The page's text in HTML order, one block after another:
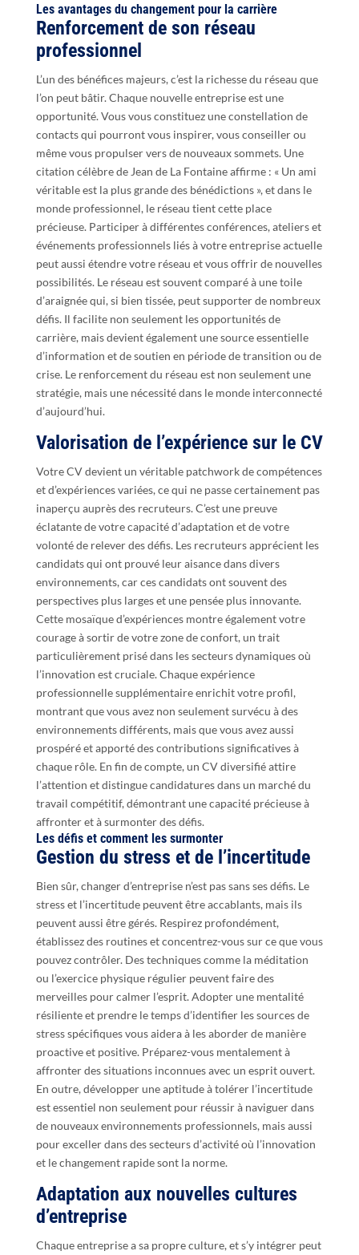
Les avantages du changement pour la carrière
Renforcement de son réseau
professionnel
L’un des bénéfices majeurs, c’est la richesse du réseau que
l’on peut bâtir. Chaque nouvelle entreprise est une
opportunité. Vous vous constituez une constellation de
contacts qui pourront vous inspirer, vous conseiller ou
même vous propulser vers de nouveaux sommets. Une
citation célèbre de Jean de La Fontaine affirme : « Un ami
véritable est la plus grande des bénédictions », et dans le
monde professionnel, le réseau tient cette place
précieuse. Participer à différentes conférences, ateliers et
événements professionnels liés à votre entreprise actuelle
peut aussi étendre votre réseau et vous offrir de nouvelles
possibilités. Le réseau est souvent comparé à une toile
d’araignée qui, si bien tissée, peut supporter de nombreux
défis. Il facilite non seulement les opportunités de
carrière, mais devient également une source essentielle
d’information et de soutien en période de transition ou de
crise. Le renforcement du réseau est non seulement une
stratégie, mais une nécessité dans le monde interconnecté
d’aujourd’hui.
Valorisation de l’expérience sur le CV
Votre CV devient un véritable patchwork de compétences
et d’expériences variées, ce qui ne passe certainement pas
inaperçu auprès des recruteurs. C’est une preuve
éclatante de votre capacité d’adaptation et de votre
volonté de relever des défis. Les recruteurs apprécient les
candidats qui ont prouvé leur aisance dans divers
environnements, car ces candidats ont souvent des
perspectives plus larges et une pensée plus innovante.
Cette mosaïque d’expériences montre également votre
courage à sortir de votre zone de confort, un trait
particulièrement prisé dans les secteurs dynamiques où
l’innovation est cruciale. Chaque expérience
professionnelle supplémentaire enrichit votre profil,
montrant que vous avez non seulement survécu à des
environnements différents, mais que vous avez aussi
prospéré et apporté des contributions significatives à
chaque rôle. En fin de compte, un CV diversifié attire
l’attention et distingue candidatures dans un marché du
travail compétitif, démontrant une capacité précieuse à
affronter et à surmonter des défis.
Les défis et comment les surmonter
Gestion du stress et de l’incertitude
Bien sûr, changer d’entreprise n’est pas sans ses défis. Le
stress et l’incertitude peuvent être accablants, mais ils
peuvent aussi être gérés. Respirez profondément,
établissez des routines et concentrez-vous sur ce que vous
pouvez contrôler. Des techniques comme la méditation
ou l’exercice physique régulier peuvent faire des
merveilles pour calmer l’esprit. Adopter une mentalité
résiliente et prendre le temps d’identifier les sources de
stress spécifiques vous aidera à les aborder de manière
proactive et positive. Préparez-vous mentalement à
affronter des situations inconnues avec un esprit ouvert.
En outre, développer une aptitude à tolérer l’incertitude
est essentiel non seulement pour réussir à naviguer dans
de nouveaux environnements professionnels, mais aussi
pour exceller dans des secteurs d’activité où l’innovation
et le changement rapide sont la norme.
Adaptation aux nouvelles cultures
d’entreprise
Chaque entreprise a sa propre culture, et s’y intégrer peut